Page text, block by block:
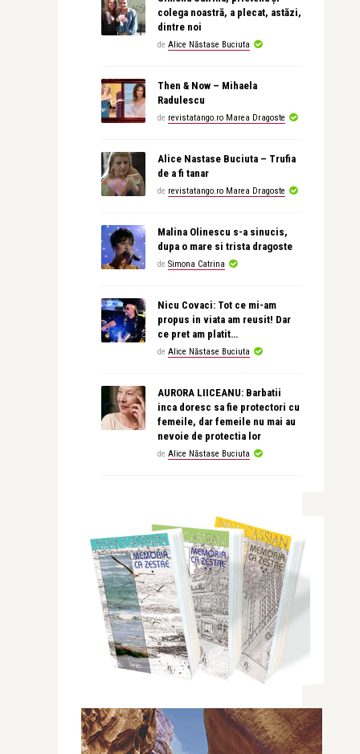
colega noastră, a plecat, astăzi,
dintre noi
de Alice Năstase Buciuta
Then & Now – Mihaela
Radulescu
de revistatango.ro Marea Dragoste
Alice Nastase Buciuta – Trufia
de a fi tanar
de revistatango.ro Marea Dragoste
Malina Olinescu s-a sinucis,
dupa o mare si trista dragoste
de Simona Catrina
Nicu Covaci: Tot ce mi-am
propus in viata am reusit! Dar
ce pret am platit…
de Alice Năstase Buciuta
AURORA LIICEANU: Barbatii
inca doresc sa fie protectori cu
femeile, dar femeile nu mai au
nevoie de protectia lor
de Alice Năstase Buciuta